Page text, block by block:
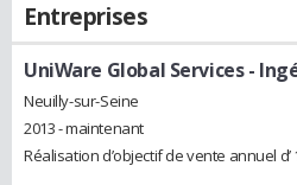
Entreprises
UniWare Global Services-
Neuilly-sur-Seine
2013 - maintenant
Réalisation d’objectif de vente annuel d’